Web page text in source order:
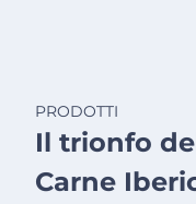
PRODOTTI
Il trionfo
Carne